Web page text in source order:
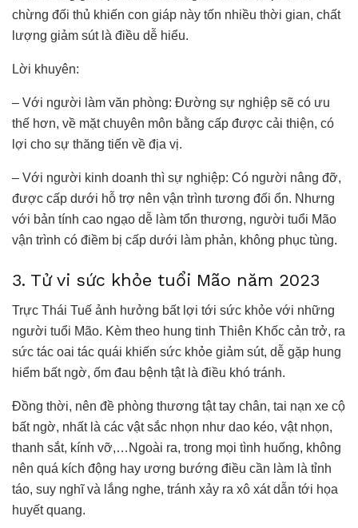
chừng đối thủ khiến con giáp này tốn nhiều thời gian, chất
lượng giảm sút là điều dễ hiểu.
Lời khuyên:
– Với người làm văn phòng: Đường sự nghiệp sẽ có ưu
thế hơn, về mặt chuyên môn bằng cấp được cải thiện, có
lợi cho sự thăng tiến về địa vị.
– Với người kinh doanh thì sự nghiệp: Có người nâng đỡ,
được cấp dưới hỗ trợ nên vận trình tương đối ổn. Nhưng
với bản tính cao ngạo dễ làm tổn thương, người tuổi Mão
vận trình có điềm bị cấp dưới làm phản, không phục tùng.
3. Tử vi sức khỏe tuổi Mão năm 2023
Trực Thái Tuế ảnh hưởng bất lợi tới sức khỏe với những
người tuổi Mão. Kèm theo hung tinh Thiên Khốc cản trở, ra
sức tác oai tác quái khiến sức khỏe giảm sút, dễ gặp hung
hiểm bất ngờ, ốm đau bệnh tật là điều khó tránh.
Đồng thời, nên đề phòng thương tật tay chân, tai nạn xe cộ
bất ngờ, nhất là các vật sắc nhọn như dao kéo, vật nhọn,
thanh sắt, kính vỡ,…Ngoài ra, trong mọi tình huống, không
nên quá kích động hay ương bướng điều cần làm là tỉnh
táo, suy nghĩ và lắng nghe, tránh xảy ra xô xát dẫn tới họa
huyết quang.